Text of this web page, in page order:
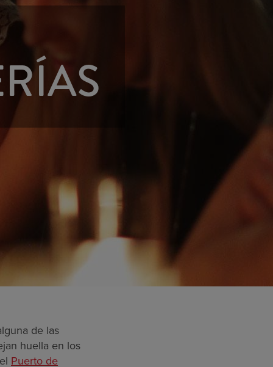
de las
huella en los
Puerto de